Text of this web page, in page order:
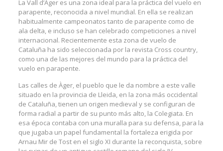
La Vall d’Àger es una zona ideal para la práctica del vuelo en
parapente, reconocida a nivel mundial. En ella se realizan
habitualmente campeonatos tanto de parapente como de
ala delta, e incluso se han celebrado competiciones a nivel
internacional. Recientemente esta zona de vuelo de
Cataluña ha sido seleccionada por la revista Cross country,
como una de las mejores del mundo para la práctica del
vuelo en parapente.
Las calles de Àger, el pueblo que le da nombre a este valle
situado en la provincia de Lleida, en la zona más occidental
de Cataluña, tienen un origen medieval y se configuran de
forma radial a partir de su punto más alto, la Colegiata. En
esa época contaba con una muralla para su defensa, para la
que jugaba un papel fundamental la fortaleza erigida por
Arnau Mir de Tost en el siglo XI durante la reconquista, sobre